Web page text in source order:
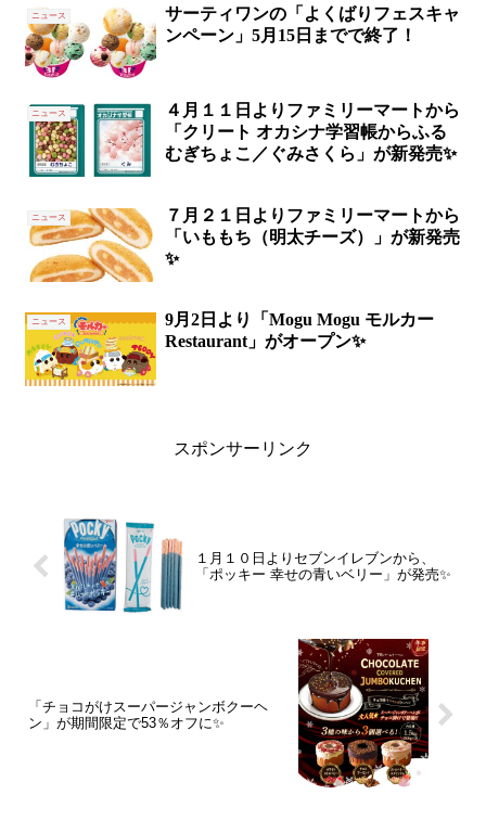
ニュース
サーティワンの「よくばりフェスキャ
ンペーン」5月15日までで終了！
ニュース
４月１１日よりファミリーマートから
「クリート オカシナ学習帳からふる
むぎちょこ／ぐみさくら」が新発売✨
ニュース
７月２１日よりファミリーマートから
「いももち（明太チーズ）」が新発売
✨
ニュース
9月2日より「Mogu Mogu モルカー
Restaurant」がオープン✨
スポンサーリンク
１月１０日よりセブンイレブンから、
「ポッキー 幸せの青いベリー」が発売✨
「チョコがけスーパージャンボクーヘ
ン」が期間限定で53％オフに✨